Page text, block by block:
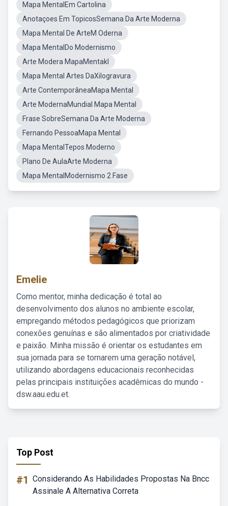
Mapa MentalEm Cartolina
Anotaçoes Em TopicosSemana Da Arte Moderna
Mapa Mental De ArteM Oderna
Mapa MentalDo Modernismo
Arte Modera MapaMentakl
Mapa Mental Artes DaXilogravura
Arte ContemporâneaMapa Mental
Arte ModernaMundial Mapa Mental
Frase SobreSemana Da Arte Moderna
Fernando PessoaMapa Mental
Mapa MentalTepos Moderno
Plano De AulaArte Moderna
Mapa MentalModernismo 2 Fase
Emelie
Como mentor, minha dedicação é total ao
desenvolvimento dos alunos no ambiente escolar,
empregando métodos pedagógicos que priorizam
conexões genuínas e são alimentados por criatividade
e paixão. Minha missão é orientar os estudantes em
sua jornada para se tornarem uma geração notável,
utilizando abordagens educacionais reconhecidas
pelas principais instituições acadêmicas do mundo -
dsw.aau.edu.et.
Top Post
#1 Considerando As Habilidades Propostas Na Bncc
Assinale A Alternativa Correta